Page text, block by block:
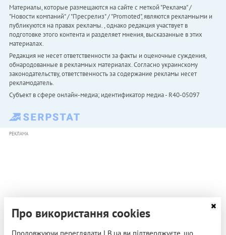
Материалы, которые размещаются на сайте с меткой "Реклама" /
"Новости компаний" / "Пресрелиз" / "Promoted", являются рекламными и
публикуются на правах рекламы. , однако редакция участвует в
подготовке этого контента и разделяет мнения, высказанные в этих
материалах.
Редакция не несет ответственности за факты и оценочные суждения,
обнародованные в рекламных материалах. Согласно украинскому
законодательству, ответственность за содержание рекламы несет
рекламодатель.
Субъект в сфере онлайн-медиа; идентификатор медиа - R40-05097
РЕКЛАМА
Про використання cookies